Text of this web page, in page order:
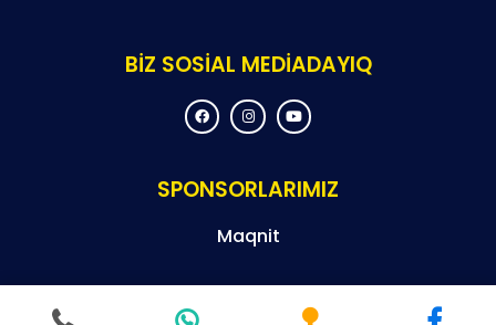
BİZ SOSİAL MEDİADAYIQ
F
a
c
o
o
I
n
s
g
r
Y
o
u
b
e
SPONSORLARIMIZ
Maqnit